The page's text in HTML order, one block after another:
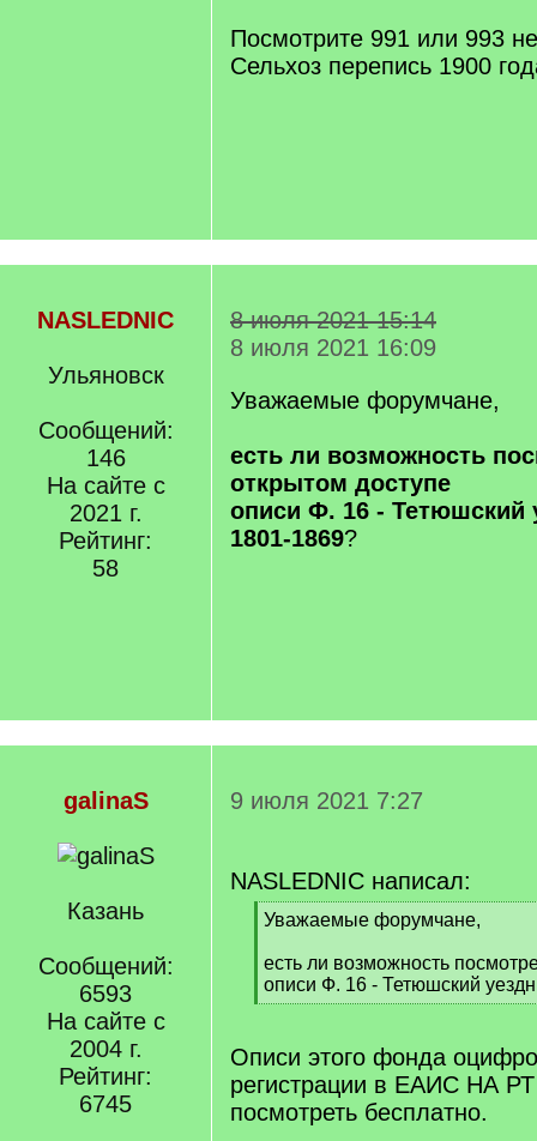
Посмотрите 991 или 993
Сельхоз перепись 1900
NASLEDNIC
Ульяновск
Сообщений:
146
На сайте с
2021 г.
Рейтинг:
58
8 июля 2021 15:14
8 июля 2021 16:09
Уважаемые форумчане,
есть ли возможность
открытом доступе
описи Ф. 16 - Тетюшский
1801-1869?
galinaS
Казань
Сообщений:
6593
На сайте с
2004 г.
Рейтинг:
6745
9 июля 2021 7:27
NASLEDNIC написал:
[
]
Уважаемые форумчане,
есть ли возможность
описи Ф. 16 - Тетюшский
[
q
]
Описи этого фонда
регистрации в ЕАИС НА
посмотреть бесплатно.